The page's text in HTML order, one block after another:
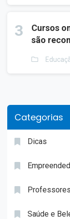
3
Cursos
são
Categorias
Dicas
Professores
Saúde e